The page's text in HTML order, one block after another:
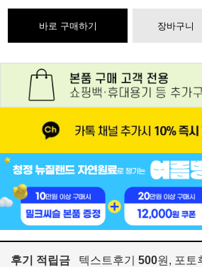
바로 구매하기 장바구니
후기 적립금 텍스트후기 500원, 포토